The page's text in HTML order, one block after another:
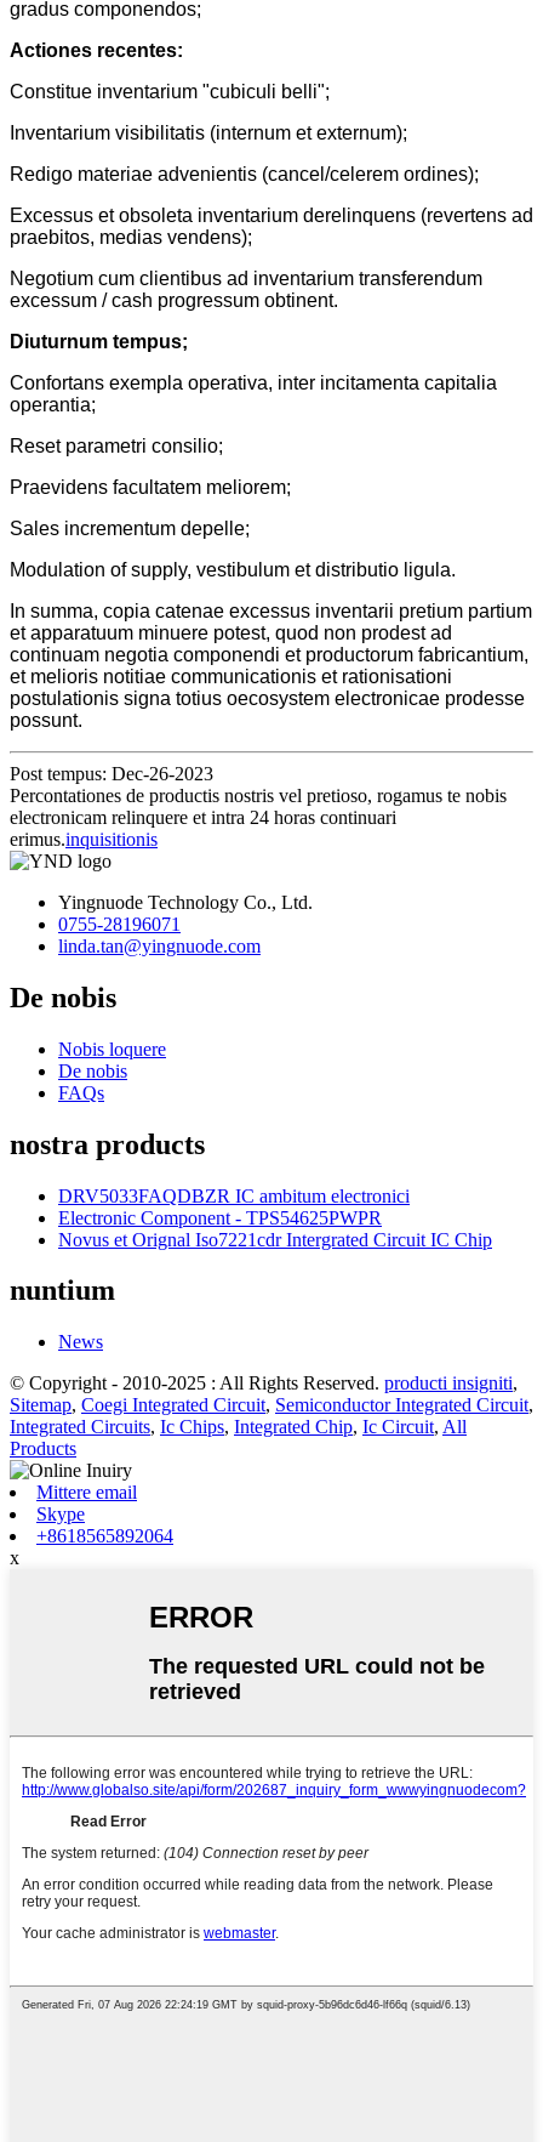
gradus componendos;
Actiones recentes:
Constitue inventarium "cubiculi belli";
Inventarium visibilitatis (internum et externum);
Redigo materiae advenientis (cancel/celerem ordines);
Excessus et obsoleta inventarium derelinquens (revertens ad
praebitos, medias vendens);
Negotium cum clientibus ad inventarium transferendum
excessum / cash progressum obtinent.
Diuturnum tempus;
Confortans exempla operativa, inter incitamenta capitalia
operantia;
Reset parametri consilio;
Praevidens facultatem meliorem;
Sales incrementum depelle;
Modulation of supply, vestibulum et distributio ligula.
In summa, copia catenae excessus inventarii pretium partium
et apparatuum minuere potest, quod non prodest ad
continuam negotia componendi et productorum fabricantium,
et melioris notitiae communicationis et rationisationi
postulationis signa totius oecosystem electronicae prodesse
possunt.
Post tempus: Dec-26-2023
Percontationes de productis nostris vel pretioso, rogamus te nobis
electronicam relinquere et intra 24 horas continuari
erimus.inquisitionis
Yingnuode Technology Co., Ltd.
0755-28196071
linda.tan@yingnuode.com
De nobis
Nobis loquere
De nobis
FAQs
nostra products
DRV5033FAQDBZR IC ambitum electronici
Electronic Component - TPS54625PWPR
Novus et Orignal Iso7221cdr Intergrated Circuit IC Chip
nuntium
News
© Copyright - 2010-2025 : All Rights Reserved. producti insigniti,
Sitemap, Coegi Integrated Circuit, Semiconductor Integrated Circuit,
Integrated Circuits, Ic Chips, Integrated Chip, Ic Circuit, All
Products
Mittere email
Skype
+8618565892064
x